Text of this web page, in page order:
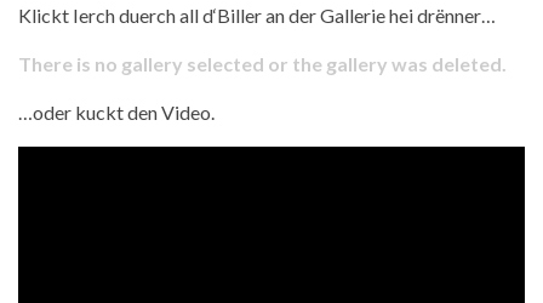
Klickt Ierch duerch all d‘Biller an der Gallerie hei drënner…
There is no gallery selected or the gallery was deleted.
…oder kuckt den Video.